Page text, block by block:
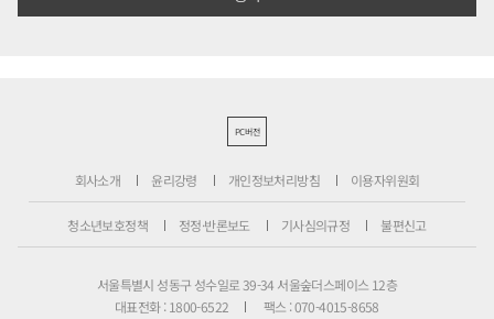
PC버전
회사소개 윤리강령 개인정보처리방침 이용자위원회
청소년보호정책 정정·반론보도 기사심의규정 불편신고
서울특별시 성동구 성수일로 39-34 서울숲더스페이스 12층
대표전화 : 1800-6522
팩스 : 070-4015-8658